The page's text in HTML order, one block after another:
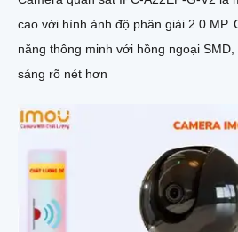
cao với hình ảnh độ phân giải 2.0 MP. Camera này có chức
năng thông minh với hồng ngoại
sáng rõ nét hơn